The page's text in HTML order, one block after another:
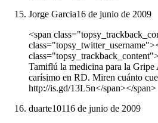
Jorge Garcia16 de junio de 2009
<span
Tamiflú la medicina para la
carísimo en RD. Miren cuánto
http://is.gd/13L5n</span></span>
duarte10116 de junio de 2009